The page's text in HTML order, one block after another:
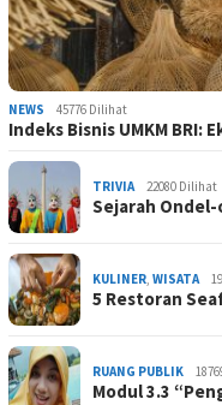
NEWS 45776 Dilihat
Indeks Bisnis UMKM BRI:
TRIVIA 22080 Dilihat
Sejarah
KULINER, WISATA
5 Restoran
RUANG PUBLIK
Modul 3.3